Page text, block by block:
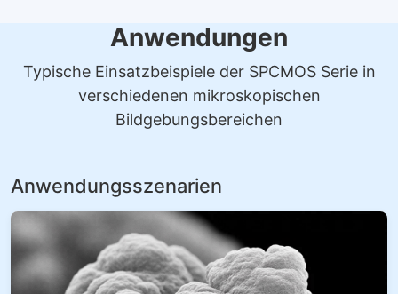
Anwendungen
Typische Einsatzbeispiele der SPCMOS Serie in
verschiedenen mikroskopischen
Bildgebungsbereichen
Anwendungsszenarien